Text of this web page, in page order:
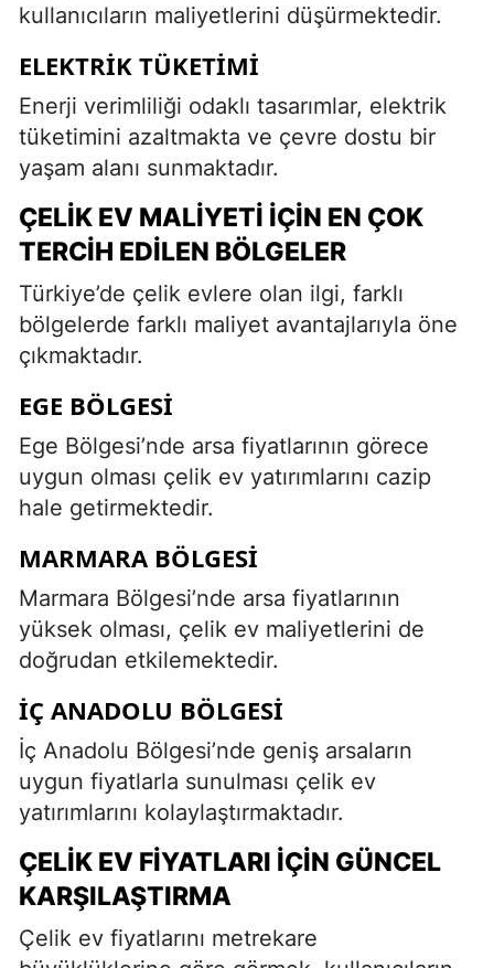
kullanıcıların maliyetlerini düşürmektedir.
ELEKTRIK TÜKETIMI
Enerji verimliliği odaklı tasarımlar, elektrik
tüketimini azaltmakta ve çevre dostu bir
yaşam alanı sunmaktadır.
ÇELIK EV MALIYETI İÇIN EN ÇOK
TERCIH EDILEN BÖLGELER
Türkiye’de çelik evlere olan ilgi, farklı
bölgelerde farklı maliyet avantajlarıyla öne
çıkmaktadır.
EGE BÖLGESI
Ege Bölgesi’nde arsa fiyatlarının görece
uygun olması çelik ev yatırımlarını cazip
hale getirmektedir.
MARMARA BÖLGESI
Marmara Bölgesi’nde arsa fiyatlarının
yüksek olması, çelik ev maliyetlerini de
doğrudan etkilemektedir.
İÇ ANADOLU BÖLGESI
İç Anadolu Bölgesi’nde geniş arsaların
uygun fiyatlarla sunulması çelik ev
yatırımlarını kolaylaştırmaktadır.
ÇELIK EV FIYATLARI İÇIN GÜNCEL
KARŞILAŞTIRMA
Çelik ev fiyatlarını metrekare